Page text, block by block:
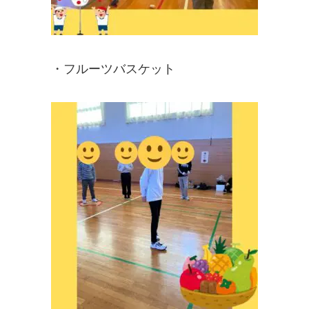
・フルーツバスケット